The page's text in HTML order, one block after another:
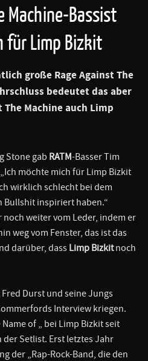
Machine-Bassist
Limp Bizkit
große Rage Against The
bedeutet das aber
The Machineauch Limp
Stone gab RATM-Basser Tim
möchte mich für Limp Bizkit
wirklich schlecht bei dem
Bullshit inspiriert haben.“
weiter vom Leder, indem er
weg vom Fenster, das ist das
darüber, dass Limp Bizkitnoch
Durst und seine Jungs
Interview kriegen.
of „ bei Limp Bizkit seit
Setlist. Erst letztes Jahr
der „Rap-Rock-Band, die den